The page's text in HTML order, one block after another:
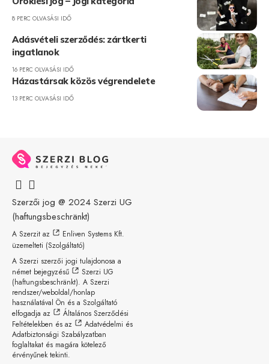
8 PERC OLVASÁSI IDŐ
Adásvételi szerződés: zártkerti
ingatlanok
16 PERC OLVASÁSI IDŐ
Házastársak közös végrendelete
13 PERC OLVASÁSI IDŐ
Szerzői jog @ 2024 Szerzi UG
(haftungsbeschränkt)
A Szerzit az
Enliven Systems Kft.
üzemelteti (Szolgáltató)
A Szerzi szerzői jogi tulajdonosa a
német bejegyzésű
Szerzi UG
(haftungsbeschränkt). A Szerzi
rendszer/weboldal/honlap
használatával Ön és a Szolgáltató
elfogadja az
Általános Szerződési
Feltételekben és az
Adatvédelmi és
Adatbiztonsági Szabályzatban
foglaltakat és magára kötelező
érvényűnek tekinti.